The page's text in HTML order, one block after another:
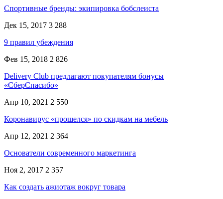
Спортивные бренды: экипировка бобслеиста
Дек 15, 2017 3 288
9 правил убеждения
Фев 15, 2018 2 826
Delivery Club предлагают покупателям бонусы
«СберСпасибо»
Апр 10, 2021 2 550
Коронавирус «прошелся» по скидкам на мебель
Апр 12, 2021 2 364
Основатели современного маркетинга
Ноя 2, 2017 2 357
Как создать ажиотаж вокруг товара